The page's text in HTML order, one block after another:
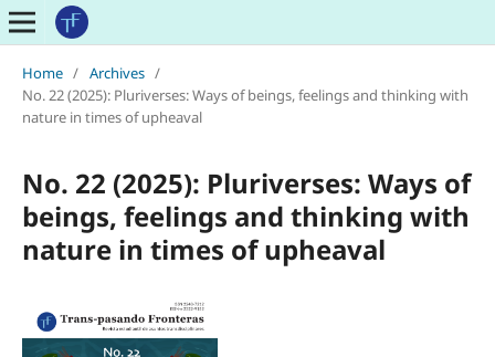
Home / Archives /
No. 22 (2025): Pluriverses: Ways of beings, feelings and thinking with
nature in times of upheaval
No. 22 (2025): Pluriverses: Ways of
beings, feelings and thinking with
nature in times of upheaval